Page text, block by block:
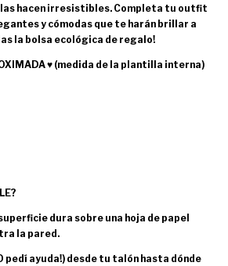
las hacen irresistibles. Completa tu outfit
y cómodas que te harán brillar a
la bolsa ecológica de regalo!
♥ (medida de la plantilla interna)
dura sobre una hoja de papel
la pared.
pedí ayuda!) desde tu talón hasta dónde